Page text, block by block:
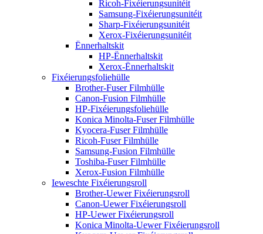
Ricoh-Fixéierungsunitéit
Samsung-Fixéierungsunitéit
Sharp-Fixéierungsunitéit
Xerox-Fixéierungsunitéit
Ënnerhaltskit
HP-Ënnerhaltskit
Xerox-Ënnerhaltskit
Fixéierungsfoliehülle
Brother-Fuser Filmhülle
Canon-Fusion Filmhülle
HP-Fixéierungsfoliehülle
Konica Minolta-Fuser Filmhülle
Kyocera-Fuser Filmhülle
Ricoh-Fuser Filmhülle
Samsung-Fusion Filmhülle
Toshiba-Fuser Filmhülle
Xerox-Fusion Filmhülle
Ieweschte Fixéierungsroll
Brother-Uewer Fixéierungsroll
Canon-Uewer Fixéierungsroll
HP-Uewer Fixéierungsroll
Konica Minolta-Uewer Fixéierungsroll